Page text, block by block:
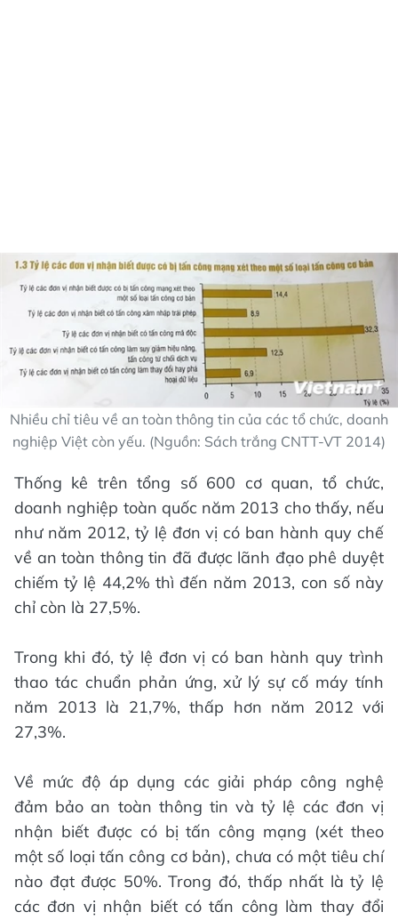
Nhiều chỉ tiêu về an toàn thông tin của các tổ chức, doanh
nghiệp Việt còn yếu. (Nguồn: Sách trắng CNTT-VT 2014)
Thống kê trên tổng số 600 cơ quan, tổ chức,
doanh nghiệp toàn quốc năm 2013 cho thấy, nếu
như năm 2012, tỷ lệ đơn vị có ban hành quy chế
về an toàn thông tin đã được lãnh đạo phê duyệt
chiếm tỷ lệ 44,2% thì đến năm 2013, con số này
chỉ còn là 27,5%.
Trong khi đó, tỷ lệ đơn vị có ban hành quy trình
thao tác chuẩn phản ứng, xử lý sự cố máy tính
năm 2013 là 21,7%, thấp hơn năm 2012 với
27,3%.
Về mức độ áp dụng các giải pháp công nghệ
đảm bảo an toàn thông tin và tỷ lệ các đơn vị
nhận biết được có bị tấn công mạng (xét theo
một số loại tấn công cơ bản), chưa có một tiêu chí
nào đạt được 50%. Trong đó, thấp nhất là tỷ lệ
các đơn vị nhận biết có tấn công làm thay đổi